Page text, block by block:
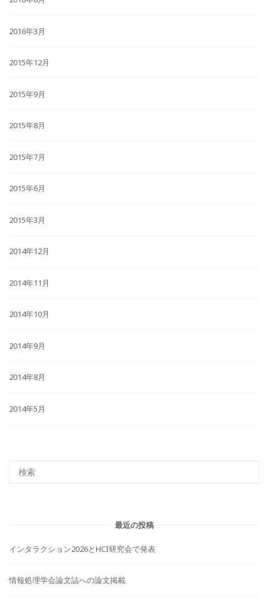
2016年3月
2015年12月
2015年9月
2015年8月
2015年7月
2015年6月
2015年3月
2014年12月
2014年11月
2014年10月
2014年9月
2014年8月
2014年5月
最近の投稿
インタラクション2026とHCI研究会で発表
情報処理学会論文誌への論文掲載